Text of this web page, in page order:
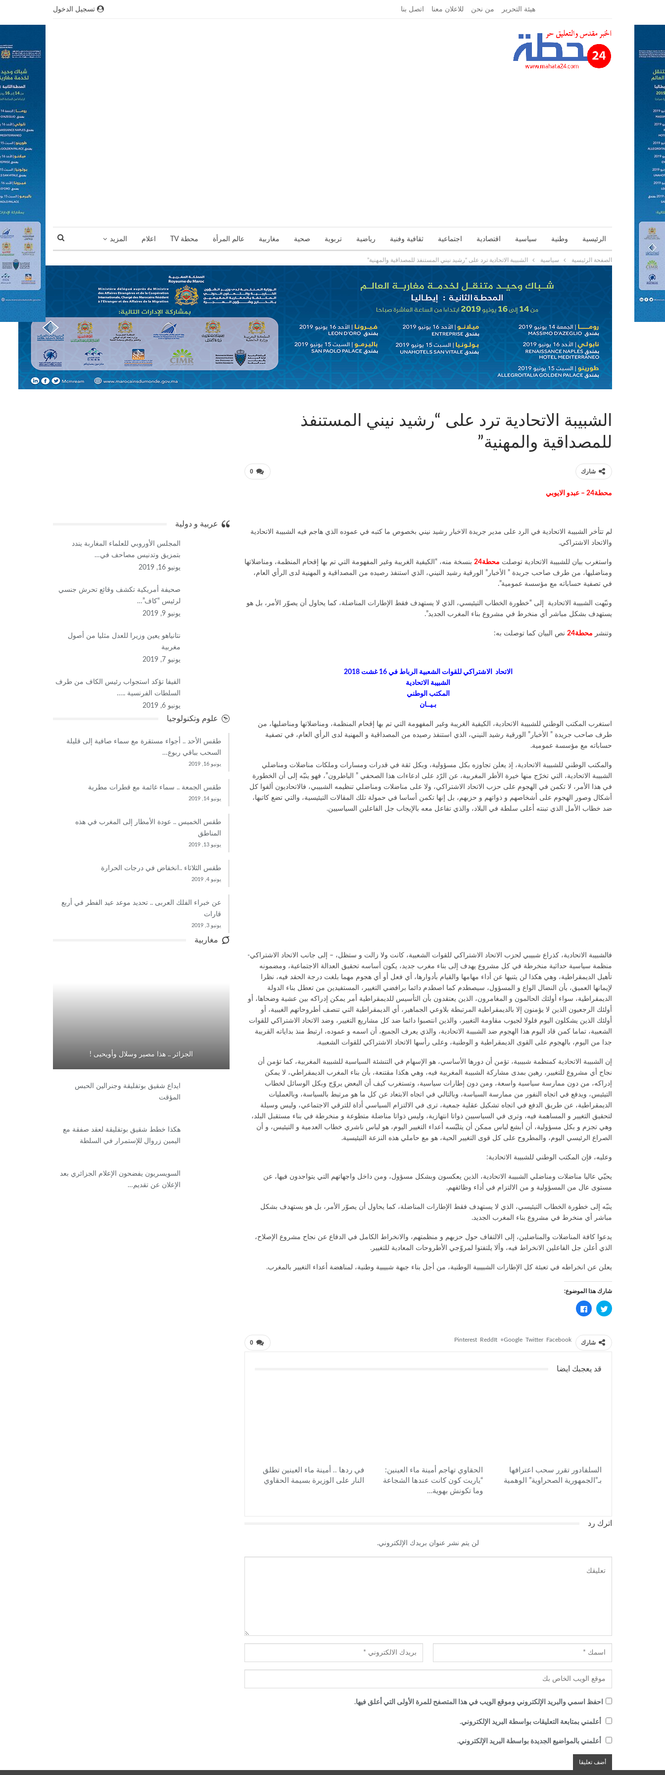
تسجيل الدخول هيئة التحرير من نحن للاعلان معنا اتصل بنا
الرئيسية وطنية سياسية اقتصادية اجتماعية ثقافية وفنية رياضية تربوية صحية مغاربية عالم المرأة محطة TV اعلام المزيد
الصفحة الرئيسية سياسية الشبيبة الاتحادية ترد على “رشيد نيني المستنفذ للمصداقية والمهنية”
الشبيبة الاتحادية ترد على “رشيد نيني المستنفذ
للمصداقية والمهنية”
0 شارك
محطة24 – عبدو الايوبي
لم تتأخر الشبيبة الاتحادية في الرد على مدير جريدة الاخبار رشيد نيني بخصوص ما كتبه في عموده الذي هاجم فيه الشبيبة الاتحادية
والاتحاد الاشتراكي.
واستغرب بيان للشبيبة الاتحادية توصلت محطة24
بنسخة منه، “الكيفية الغريبة وغير المفهومة التي تم بها إقحام المنظمة، ومناضلاتها
ومناضليها، من طرف صاحب جريدة ” الأخبار” الورقية رشيد النيني، الذي استنفذ رصيده من المصداقية و المهنية لدى الرأي العام،
في تصفية حساباته مع مؤسسة عمومية”.
ونبّهت الشبيبة الاتحادية إلى “خطورة الخطاب التيئيسي، الذي لا يستهدف فقط الإطارات المناضلة، كما يحاول أن يصوّر الأمر، بل هو
يستهدف بشكل مباشر أي منخرط في مشروع بناء المغرب الجديد”.
وتنشر محطة24 نص البيان كما توصلت به:
الاتحاد الاشتراكي للقوات الشعبية الرباط في 16 غشت 2018
الشبيبة الاتحادية
المكتب الوطني
بـيــان
استغرب المكتب الوطني للشبيبة الاتحادية، الكيفية الغريبة وغير المفهومة التي تم بها إقحام المنظمة، ومناضلاتها ومناضليها، من
طرف صاحب جريدة ” الأخبار” الورقية رشيد النيني، الذي استنفذ رصيده من المصداقية و المهنية لدى الرأي العام، في تصفية
حساباته مع مؤسسة عمومية.
والمكتب الوطني للشبيبة الاتحادية، إذ يعلن تجاوزه بكل مسؤولية، وبكل ثقة في قدرات ومسارات وملكات مناضلات ومناضلي
الشبيبة الاتحادية، التي تخرّج منها خيرة الأطر المغربية، عن الرّد على ادعاءات هذا الصحفي ” الباطرون”، فهو ينبّه إلى أن الخطورة
في هذا الأمر، لا تكمن في الهجوم على حزب الاتحاد الاشتراكي، ولا على مناضلات ومناضلي تنظيمه الشبيبي، فالاتحاديون ألفوا كل
أشكال وصور الهجوم على أشخاصهم و ذواتهم و حزبهم، بل إنها تكمن أساسا في حمولة تلك المقالات التيئيسية، والتي تضع كاتبها،
ضد خطاب الأمل الذي تبنته أعلى سلطة في البلاد، والذي تفاعل معه بالإيجاب جل الفاعلين السياسيين.
فالشبيبة الاتحادية، كذراع شبيبي لحزب الاتحاد الاشتراكي للقوات الشعبية، كانت ولا زالت و ستظل، – إلى جانب الاتحاد الاشتراكي-
منظمة سياسية حداثية منخرطة في كل مشروع يهدف إلى بناء مغرب جديد، يكون أساسه تحقيق العدالة الاجتماعية، ومضمونه
تأهيل الديمقراطية، وهي هكذا لن يثنيها عن أداء مهامها والقيام بأدوارها، أي فعل أو أي هجوم مهما بلغت درجة الحقد فيه، نظرا
لإيمانها العميق، بأن النضال الواع و المسؤول، سيصطدم كما اصطدم دائما برافضي التغيير، المستفيدين من تعطل بناء الدولة
الديمقراطية، سواء أولئك الحالمون و المغامرون، الذين يعتقدون بأن التأسيس للديمقراطية أمر يمكن إدراكه بين عشية وضحاها، أو
أولئك الرجعيون الذين لا يؤمنون إلا بالديمقراطية المرتبطة بلاوعي الجماهير، أي الديمقراطية التي تنصف أطروحاتهم الغيبية، أو
أولئك الذين يشكلون اليوم فلولا لجيوب مقاومة التغيير، والذين انتصبوا دائما ضد كل مشاريع التغيير، وضد الاتحاد الاشتراكي للقوات
الشعبية، تماما كمن قاد اليوم هذا الهجوم ضد الشبيبة الاتحادية، والذي يعرف الجميع، أن اسمه و عموده، ارتبط منذ بداياته القريبة
جدا من اليوم، بالهجوم على القوى الديمقراطية و الوطنية، وعلى رأسها الاتحاد الاشتراكي للقوات الشعبية.
إن الشبيبة الاتحادية كمنظمة شبيبية، تؤمن أن دورها الأساسي، هو الإسهام في التنشئة السياسية للشبيبة المغربية، كما تؤمن أن
نجاح أي مشروع للتغيير، رهين بمدى مشاركة الشبيبة المغربية فيه، وهي هكذا مقتنعة، بأن بناء المغرب الديمقراطي، لا يمكن
إدراكه، من دون ممارسة سياسية واسعة، ومن دون إطارات سياسية، وتستغرب كيف أن البعض يروّج وبكل الوسائل لخطاب
التيئيس، ويدفع في اتجاه النفور من ممارسة السياسة، وبالتالي في اتجاه الابتعاد عن كل ما هو مرتبط بالسياسة، وبالعمليات
الديمقراطية، عن طريق الدفع في اتجاه تشكيل عقلية جمعية، ترى في الالتزام السياسي أداة للترقي الاجتماعي، وليس وسيلة
لتحقيق التغيير و المساهمة فيه، وترى في السياسيين ذواتا انتهازية، وليس ذواتا مناضلة متطوعة و منخرطة في بناء مستقبل البلد،
وهي تجزم و بكل مسؤولية، أن أبشع لباس ممكن أن يتلبّسه أعداء التغيير اليوم، هو لباس ناشري خطاب العدمية و التيئيس، و أن
الصراع الرئيسي اليوم، والمطروح على كل قوى التغيير الحية، هو مع حاملي هذه النزعة التيئيسية.
وعليه، فإن المكتب الوطني للشبيبة الاتحادية:
يحيّي عاليا مناضلات ومناضلي الشبيبة الاتحادية، الذين يعكسون وبشكل مسؤول، ومن داخل واجهاتهم التي يتواجدون فيها، عن
مستوى عال من المسؤولية و من الالتزام في أداء وظائفهم.
ينبّه إلى خطورة الخطاب التيئيسي، الذي لا يستهدف فقط الإطارات المناضلة، كما يحاول أن يصوّر الأمر، بل هو يستهدف بشكل
مباشر أي منخرط في مشروع بناء المغرب الجديد.
يدعوا كافة المناضلات والمناضلين، إلى الالتفاف حول حزبهم و منظمتهم، والانخراط الكامل في الدفاع عن نجاح مشروع الإصلاح،
الذي أعلن جل الفاعلين الانخراط فيه، وألا يلتفتوا لمروّجي الأطروحات المعادية للتغيير.
يعلن عن انخراطه في تعبئة كل الإطارات الشبيبية الوطنية، من أجل بناء جبهة شبيبية وطنية، لمناهضة أعداء التغيير بالمغرب.
شارك هذا الموضوع:
اضغط
للمشاركة
في
نافذة
جديدة)
انقر
للمشاركة
في
نافذة
جديدة)
0 شارك Facebook
Twitter
Google+
ReddIt
Pinterest
قد يعجبك ايضا
السلفادور تقرر سحب اعترافها
بـ”الجمهورية الصحراوية” الوهمية
الحقاوي تهاجم أمينة ماء العينين:
“ياريت كون كانت عندها الشجاعة
وما تكونش بهوية…
في ردها .. أمينة ماء العينين تطلق
النار على الوزيرة بسيمة الحقاوي
اترك رد
لن يتم نشر عنوان بريدك الإلكتروني.
احفظ اسمي والبريد الإلكتروني وموقع الويب في هذا المتصفح للمرة الأولى التي أعلق فيها.
أعلمني بمتابعة التعليقات بواسطة البريد الإلكتروني.
أعلمني بالمواضيع الجديدة بواسطة البريد الإلكتروني.
عربية و دولية
المجلس الأوروبي للعلماء المغاربة يندد
بتمزيق وتدنيس مصاحف في…
يونيو 16, 2019
صحيفة أمريكية تكشف وقائع تحرش جنسي
لرئيس “كاف”…
يونيو 9, 2019
نتانياهو يعين وزيرا للعدل مثليا من أصول
مغربية
يونيو 7, 2019
الفيفا تؤكد استجواب رئيس الكاف من طرف
السلطات الفرنسية ..…
يونيو 6, 2019
علوم وتكنولوجيا
طقس الأحد .. أجواء مستقرة مع سماء صافية إلى قليلة
السحب بباقي ربوع…
يونيو 16, 2019
طقس الجمعة .. سماء غائمة مع قطرات مطرية
يونيو 14, 2019
طقس الخميس .. عودة الأمطار إلى المغرب في هذه
المناطق
يونيو 13, 2019
طقس الثلاثاء ..انخفاض في درجات الحرارة
يونيو 4, 2019
عن خبراء الفلك العربى .. تحديد موعد عيد الفطر في أربع
قارات
يونيو 3, 2019
مغاربية
الجزائر .. هذا مصير وسلال وأويحيى !
ايداع شقيق بوتفليقة وجنرالين الحبس
المؤقت
هكذا خطط شقيق بوتفليقة لعقد صفقة مع
اليمين زروال للإستمرار في السلطة
السويسريون يفضحون الإعلام الجزائري بعد
الإعلان عن تقديم…